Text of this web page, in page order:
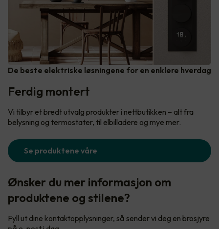
De beste elektriske løsningene for en enklere hverdag
Ferdig montert
Vi tilbyr et bredt utvalg produkter i nettbutikken – alt fra
belysning og termostater, til elbilladere og mye mer.
Se produktene våre
Ønsker du mer informasjon om
produktene og stilene?
Fyll ut dine kontaktopplysninger, så sender vi deg en brosjyre